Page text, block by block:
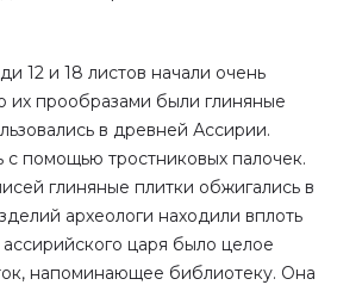
12 и 18 листов начали очень
их прообразами были глиняные
в древней Ассирии.
с помощью тростниковых палочек.
глиняные плитки обжигались в
археологи находили вплоть
царя было целое
напоминающее библиотеку. Она